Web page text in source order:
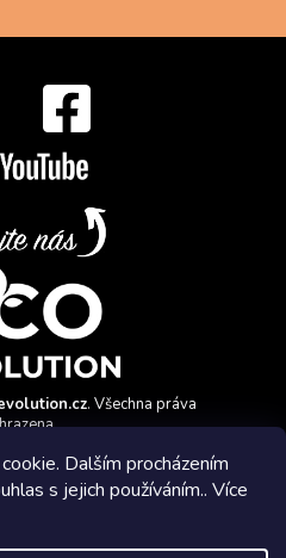
Dalším procházením
s jejich používáním.. Více
. Všechna práva